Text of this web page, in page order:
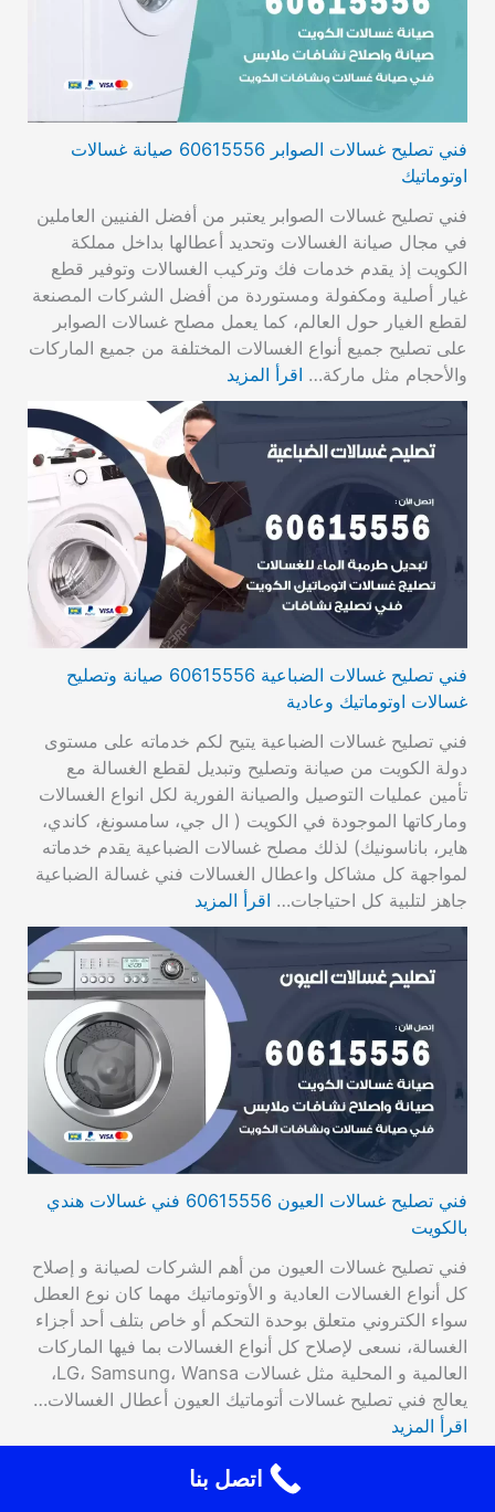
فني تصليح غسالات الصوابر 60615556 صيانة غسالات
اوتوماتيك
فني تصليح غسالات الصوابر يعتبر من أفضل الفنيين العاملين
في مجال صيانة الغسالات وتحديد أعطالها بداخل مملكة
الكويت إذ يقدم خدمات فك وتركيب الغسالات وتوفير قطع
غيار أصلية ومكفولة ومستوردة من أفضل الشركات المصنعة
لقطع الغيار حول العالم، كما يعمل مصلح غسالات الصوابر
على تصليح جميع أنواع الغسالات المختلفة من جميع الماركات
والأحجام مثل ماركة… اقرأ المزيد
فني تصليح غسالات الضباعية 60615556 صيانة وتصليح
غسالات اوتوماتيك وعادية
فني تصليح غسالات الضباعية يتيح لكم خدماته على مستوى
دولة الكويت من صيانة وتصليح وتبديل لقطع الغسالة مع
تأمين عمليات التوصيل والصيانة الفورية لكل انواع الغسالات
وماركاتها الموجودة في الكويت ( ال جي، سامسونغ، كاندي،
هاير، باناسونيك) لذلك مصلح غسالات الضباعية يقدم خدماته
لمواجهة كل مشاكل واعطال الغسالات فني غسالة الضباعية
جاهز لتلبية كل احتياجات… اقرأ المزيد
فني تصليح غسالات العيون 60615556 فني غسالات هندي
بالكويت
فني تصليح غسالات العيون من أهم الشركات لصيانة و إصلاح
كل أنواع الغسالات العادية و الأوتوماتيك مهما كان نوع العطل
سواء الكتروني متعلق بوحدة التحكم أو خاص بتلف أحد أجزاء
الغسالة، نسعى لإصلاح كل أنواع الغسالات بما فيها الماركات
العالمية و المحلية مثل غسالات LG، Samsung، Wansa،
يعالج فني تصليح غسالات أتوماتيك العيون أعطال الغسالات…
اقرأ المزيد
اتصل بنا